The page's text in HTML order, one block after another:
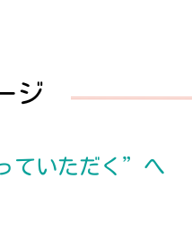
ジ
ていただく”へ